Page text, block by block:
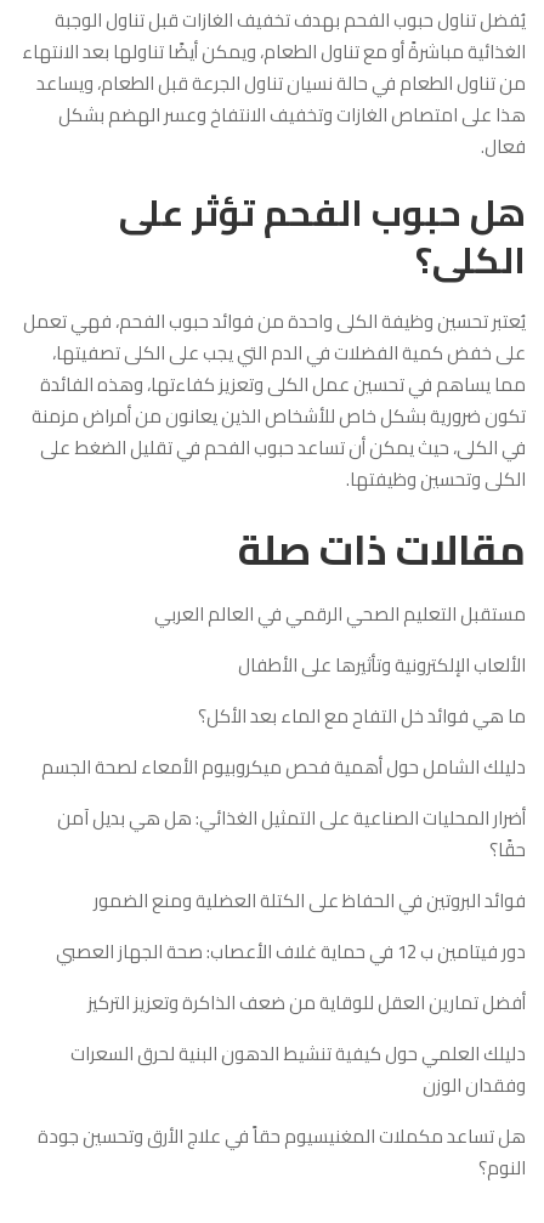
يُفضل تناول حبوب الفحم بهدف تخفيف الغازات قبل تناول الوجبة
الغذائية مباشرةً أو مع تناول الطعام، ويمكن أيضًا تناولها بعد الانتهاء
من تناول الطعام في حالة نسيان تناول الجرعة قبل الطعام، ويساعد
هذا على امتصاص الغازات وتخفيف الانتفاخ وعسر الهضم بشكل
فعال.
هل حبوب الفحم تؤثر على
الكلى؟
يُعتبر تحسين وظيفة الكلى واحدة من فوائد حبوب الفحم، فهي تعمل
على خفض كمية الفضلات في الدم التي يجب على الكلى تصفيتها،
مما يساهم في تحسين عمل الكلى وتعزيز كفاءتها، وهذه الفائدة
تكون ضرورية بشكل خاص للأشخاص الذين يعانون من أمراض مزمنة
في الكلى، حيث يمكن أن تساعد حبوب الفحم في تقليل الضغط على
الكلى وتحسين وظيفتها.
مقالات ذات صلة
مستقبل التعليم الصحي الرقمي في العالم العربي
الألعاب الإلكترونية وتأثيرها على الأطفال
ما هي فوائد خل التفاح مع الماء بعد الأكل؟
دليلك الشامل حول أهمية فحص ميكروبيوم الأمعاء لصحة الجسم
أضرار المحليات الصناعية على التمثيل الغذائي: هل هي بديل آمن
حقًا؟
فوائد البروتين في الحفاظ على الكتلة العضلية ومنع الضمور
دور فيتامين ب 12 في حماية غلاف الأعصاب: صحة الجهاز العصبي
أفضل تمارين العقل للوقاية من ضعف الذاكرة وتعزيز التركيز
دليلك العلمي حول كيفية تنشيط الدهون البنية لحرق السعرات
وفقدان الوزن
هل تساعد مكملات المغنيسيوم حقاً في علاج الأرق وتحسين جودة
النوم؟